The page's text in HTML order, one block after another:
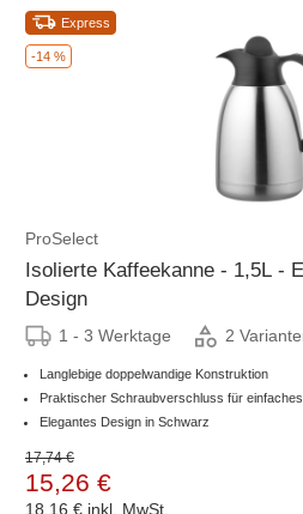
-14 %
Express
ProSelect
Isolierte Kaffeekanne - 1,5L -
Design
1 - 3 Werktage 2
Langlebige doppelwandige Konstruktion
Praktischer Schraubverschluss für
Elegantes Design in Schwarz
17,74 €
15,26 €
18,16 € inkl. MwSt.